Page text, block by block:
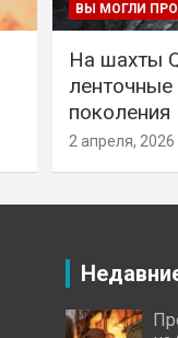
ВЫ МОГЛИ
На шахты
поколения
2 апреля, 2026